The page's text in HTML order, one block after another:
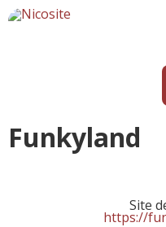
Funkyland
Site
https://